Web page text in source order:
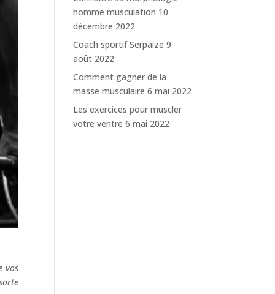
vos
homme musculation 10
décembre 2022
Coach sportif Serpaize 9
août 2022
Comment gagner de la
masse musculaire 6 mai 2022
Les exercices pour muscler
votre ventre 6 mai 2022